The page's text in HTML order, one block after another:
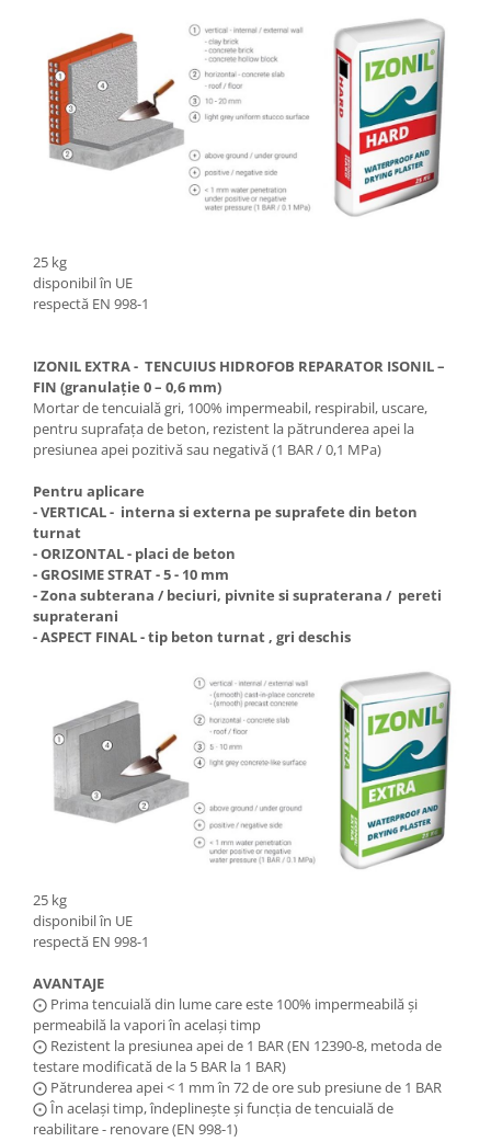
25 kg
disponibil în UE
respectă EN 998-1
IZONIL EXTRA - TENCUIUS HIDROFOB REPARATOR ISONIL –
FIN (granulație 0 – 0,6 mm)
Mortar de tencuială gri, 100% impermeabil, respirabil, uscare,
pentru suprafața de beton, rezistent la pătrunderea apei la
presiunea apei pozitivă sau negativă (1 BAR / 0,1 MPa)
Pentru aplicare
- VERTICAL - interna si externa pe suprafete din beton
turnat
- ORIZONTAL - placi de beton
- GROSIME STRAT - 5 - 10 mm
- Zona subterana / beciuri, pivnite si supraterana / pereti
supraterani
- ASPECT FINAL - tip beton turnat , gri deschis
25 kg
disponibil în UE
respectă EN 998-1
AVANTAJE
​⨀ Prima tencuială din lume care este 100% impermeabilă și
permeabilă la vapori în același timp
⨀ Rezistent la presiunea apei de 1 BAR (EN 12390-8, metoda de
testare modificată de la 5 BAR la 1 BAR)
⨀ Pătrunderea apei < 1 mm în 72 de ore sub presiune de 1 BAR
⨀ În același timp, îndeplinește și funcția de tencuială de
reabilitare - renovare (EN 998-1)